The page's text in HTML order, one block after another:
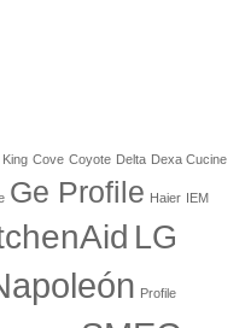
King Cove Coyote Delta Dexa Cucine
Ge Profile Haier IEM
LG
Profile